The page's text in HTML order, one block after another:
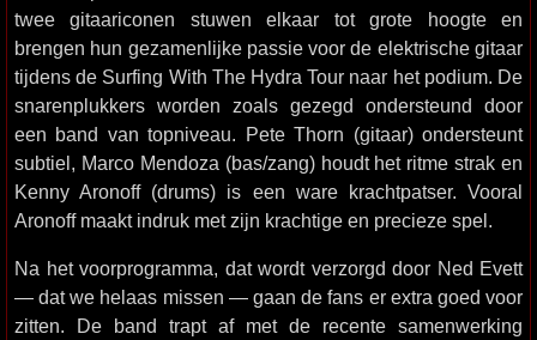
twee gitaariconen stuwen elkaar tot grote hoogte en
brengen hun gezamenlijke passie voor de elektrische gitaar
tijdens de Surfing With The Hydra Tour naar het podium. De
snarenplukkers worden zoals gezegd ondersteund door
een band van topniveau. Pete Thorn (gitaar) ondersteunt
subtiel, Marco Mendoza (bas/zang) houdt het ritme strak en
Kenny Aronoff (drums) is een ware krachtpatser. Vooral
Aronoff maakt indruk met zijn krachtige en precieze spel.
Na het voorprogramma, dat wordt verzorgd door Ned Evett
— dat we helaas missen — gaan de fans er extra goed voor
zitten. De band trapt af met de recente samenwerking